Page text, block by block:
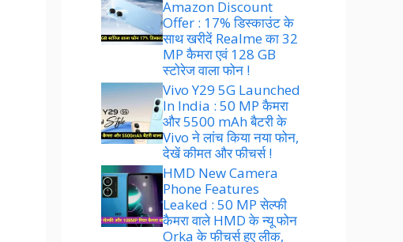
Amazon Discount
Offer : 17% डिस्काउंट के
साथ खरीदें Realme का 32
MP कैमरा एवं 128 GB
स्टोरेज वाला फोन !
Vivo Y29 5G Launched
In India : 50 MP कैमरा
और 5500 mAh बैटरी के
Vivo ने लांच किया नया फोन,
देखें कीमत और फीचर्स !
HMD New Camera
Phone Features
Leaked : 50 MP सेल्फी
कैमरा वाले HMD के न्यू फोन
Orka के फीचर्स हुए लीक,